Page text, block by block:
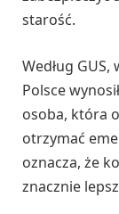
starość.
Według
Polsce
osoba, która
otrzymać
oznacza, że
znacznie